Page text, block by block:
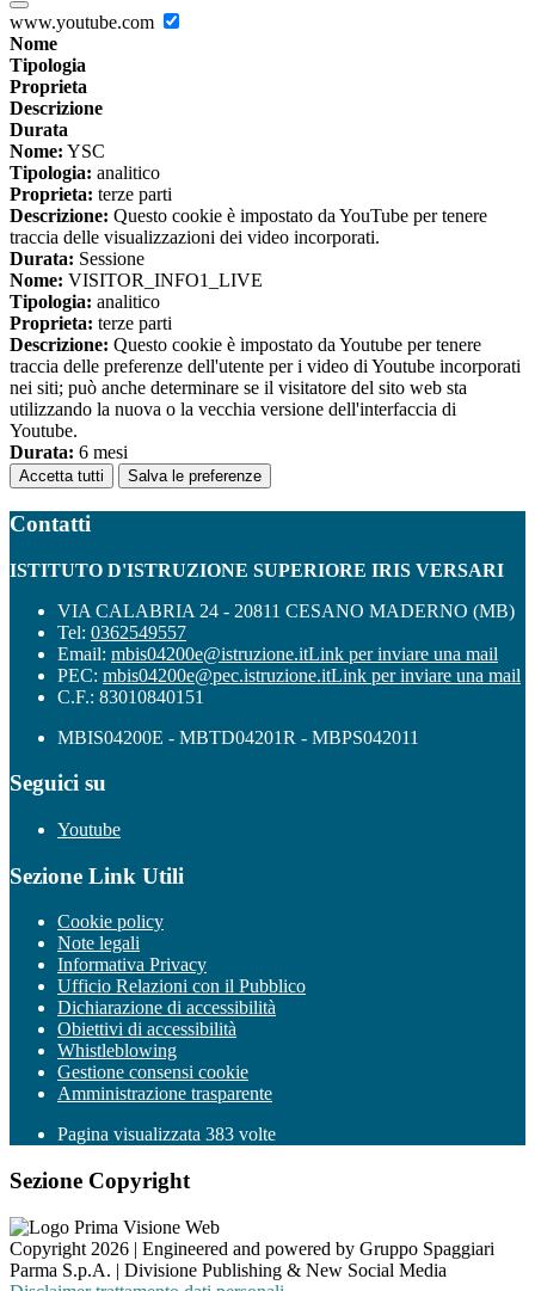
www.youtube.com
Nome
Tipologia
Proprieta
Descrizione
Durata
Nome: YSC
Tipologia: analitico
Proprieta: terze parti
Descrizione: Questo cookie è impostato da YouTube per tenere
traccia delle visualizzazioni dei video incorporati.
Durata: Sessione
Nome: VISITOR_INFO1_LIVE
Tipologia: analitico
Proprieta: terze parti
Descrizione: Questo cookie è impostato da Youtube per tenere
traccia delle preferenze dell'utente per i video di Youtube incorporati
nei siti; può anche determinare se il visitatore del sito web sta
utilizzando la nuova o la vecchia versione dell'interfaccia di
Youtube.
Durata: 6 mesi
Accetta tutti Salva le preferenze
Contatti
ISTITUTO D'ISTRUZIONE SUPERIORE IRIS VERSARI
VIA CALABRIA 24 - 20811 CESANO MADERNO (MB)
Tel: 0362549557
Email: mbis04200e@istruzione.itLink per inviare una mail
PEC: mbis04200e@pec.istruzione.itLink per inviare una mail
C.F.: 83010840151
MBIS04200E - MBTD04201R - MBPS042011
Seguici su
Youtube
Sezione Link Utili
Cookie policy
Note legali
Informativa Privacy
Ufficio Relazioni con il Pubblico
Dichiarazione di accessibilità
Obiettivi di accessibilità
Whistleblowing
Gestione consensi cookie
Amministrazione trasparente
Pagina visualizzata 383 volte
Sezione Copyright
Copyright 2026 | Engineered and powered by Gruppo Spaggiari
Parma S.p.A. | Divisione Publishing & New Social Media